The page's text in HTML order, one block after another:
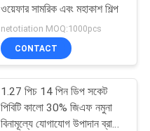
ওয়েফার সামরিক এবং মহাকাশ শিল্প
netotiation MOQ:1000pcs
CONTACT
1.27 পিচ 14 পিন ডিপ সকেট
পিবিটি কালো 30% জিএফ নমুনা
বিনামূল্যে যোগাযোগ উপাদান ব্রাস